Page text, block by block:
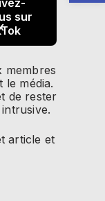
sur
membres
le média.
de rester
article et